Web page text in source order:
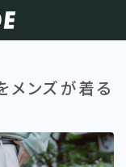
メンズが着る